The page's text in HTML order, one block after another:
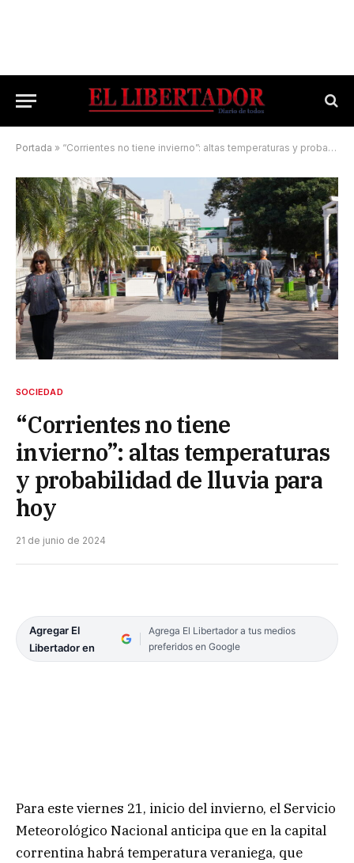
Portada » “Corrientes no tiene invierno”: altas temperaturas y probabilidad de lluvia para hoy
SOCIEDAD
“Corrientes no tiene
invierno”: altas temperaturas
y probabilidad de lluvia para
hoy
21 de junio de 2024
Agregar El
Libertador en
Agrega El Libertador a tus medios
preferidos en Google
Para este viernes 21, inicio del invierno, el Servicio
Meteorológico Nacional anticipa que en la capital
correntina habrá temperatura veraniega, que